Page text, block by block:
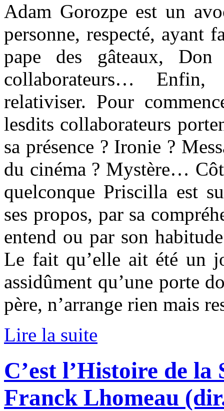
Adam Gorozpe est un
personne, respecté, ayant
pape des gâteaux,
collaborateurs… Enfin,
relativiser. Pour
lesdits collaborateurs
sa présence ? Ironie ?
du cinéma ? Mystère…
quelconque Priscilla est
ses propos, par sa
entend ou par son
Le fait qu’elle ait été un
assidûment qu’une porte
père, n’arrange rien mais
Lire la suite
C’est l’Histoire de
Franck Lhomeau